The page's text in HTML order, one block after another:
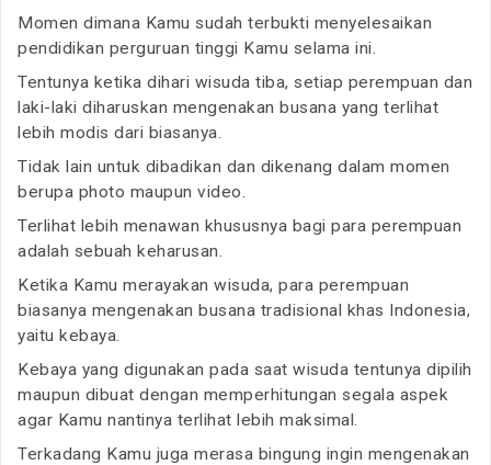
Momen dimana Kamu sudah terbukti menyelesaikan
pendidikan perguruan tinggi Kamu selama ini.
Tentunya ketika dihari wisuda tiba, setiap perempuan dan
laki-laki diharuskan mengenakan busana yang terlihat
lebih modis dari biasanya.
Tidak lain untuk dibadikan dan dikenang dalam momen
berupa photo maupun video.
Terlihat lebih menawan khususnya bagi para perempuan
adalah sebuah keharusan.
Ketika Kamu merayakan wisuda, para perempuan
biasanya mengenakan busana tradisional khas Indonesia,
yaitu kebaya.
Kebaya yang digunakan pada saat wisuda tentunya dipilih
maupun dibuat dengan memperhitungan segala aspek
agar Kamu nantinya terlihat lebih maksimal.
Terkadang Kamu juga merasa bingung ingin mengenakan